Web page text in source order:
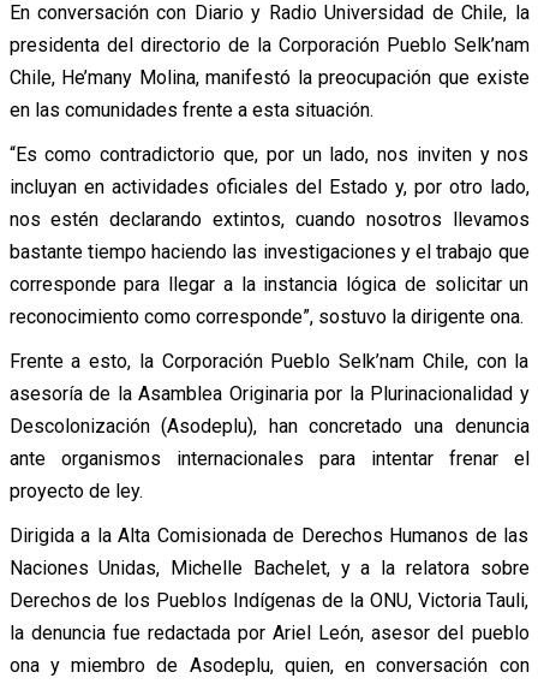
En conversación con Diario y Radio Universidad de Chile, la
presidenta del directorio de la Corporación Pueblo Selk’nam
Chile, He’many Molina, manifestó la preocupación que existe
en las comunidades frente a esta situación.
“Es como contradictorio que, por un lado, nos inviten y nos
incluyan en actividades oficiales del Estado y, por otro lado,
nos estén declarando extintos, cuando nosotros llevamos
bastante tiempo haciendo las investigaciones y el trabajo que
corresponde para llegar a la instancia lógica de solicitar un
reconocimiento como corresponde”, sostuvo la dirigente ona.
Frente a esto, la Corporación Pueblo Selk’nam Chile, con la
asesoría de la Asamblea Originaria por la Plurinacionalidad y
Descolonización (Asodeplu), han concretado una denuncia
ante organismos internacionales para intentar frenar el
proyecto de ley.
Dirigida a la Alta Comisionada de Derechos Humanos de las
Naciones Unidas, Michelle Bachelet, y a la relatora sobre
Derechos de los Pueblos Indígenas de la ONU, Victoria Tauli,
la denuncia fue redactada por Ariel León, asesor del pueblo
ona y miembro de Asodeplu, quien, en conversación con